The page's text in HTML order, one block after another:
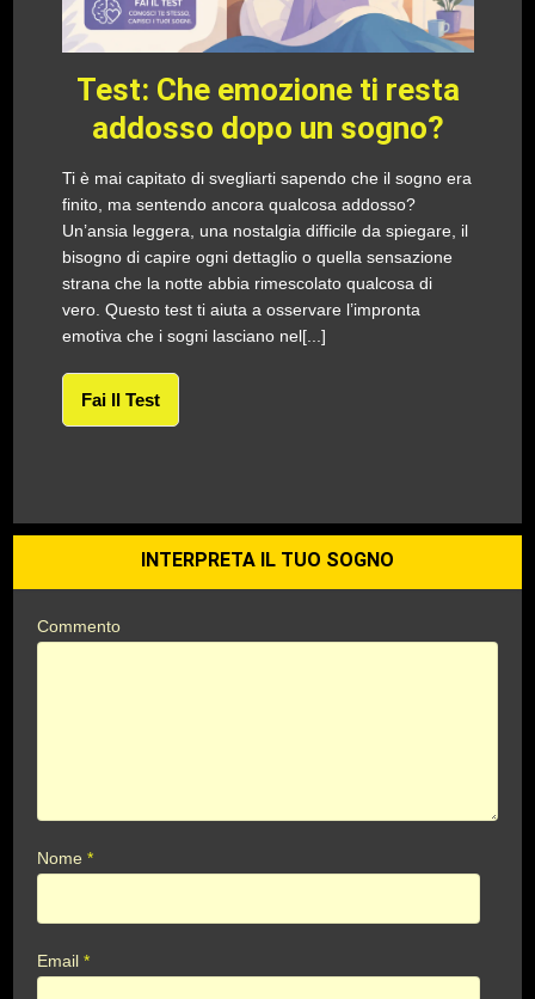
Test: Che emozione ti resta
addosso dopo un sogno?
Ti è mai capitato di svegliarti sapendo che il sogno era
finito, ma sentendo ancora qualcosa addosso?
Un’ansia leggera, una nostalgia difficile da spiegare, il
bisogno di capire ogni dettaglio o quella sensazione
strana che la notte abbia rimescolato qualcosa di
vero. Questo test ti aiuta a osservare l’impronta
emotiva che i sogni lasciano nel[...]
Fai Il Test
INTERPRETA IL TUO SOGNO
Commento
Nome*
Email*